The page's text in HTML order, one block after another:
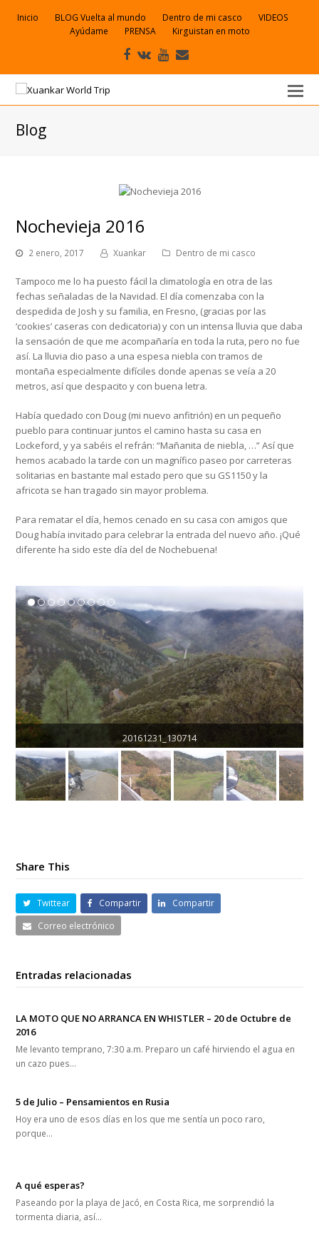
Inicio BLOG Vuelta al mundo Dentro de mi casco
VIDEOS
Ayúdame
PRENSA Kirguistan en moto
Facebook
VK Youtube
electrónico
Blog
Nochevieja 2016
2 enero, 2017 Xuankar Dentro de mi casco
Tampoco me lo ha puesto fácil la climatología en otra de las
fechas señaladas de la Navidad. El día comenzaba con la
despedida de Josh y su familia, en Fresno, (gracias por las
‘cookies’ caseras con dedicatoria) y con un intensa lluvia que daba
la sensación de que me acompañaría en toda la ruta, pero no fue
así. La lluvia dio paso a una espesa niebla con tramos de
montaña especialmente difíciles donde apenas se veía a 20
metros, así que despacito y con buena letra.
Había quedado con Doug (mi nuevo anfitrión) en un pequeño
pueblo para continuar juntos el camino hasta su casa en
Lockeford, y ya sabéis el refrán: “Mañanita de niebla, …” Así que
hemos acabado la tarde con un magnífico paseo por carreteras
solitarias en bastante mal estado pero que su GS1150 y la
africota se han tragado sin mayor problema.
Para rematar el día, hemos cenado en su casa con amigos que
Doug había invitado para celebrar la entrada del nuevo año. ¡Qué
diferente ha sido este día del de Nochebuena!
20161231_130714
Share This
Twittear Compartir
Compartir
Correo electrónico
Entradas relacionadas
LA MOTO QUE NO ARRANCA EN WHISTLER – 20 de Octubre de
2016
Me levanto temprano, 7:30 a.m. Preparo un café hirviendo el agua en
un cazo pues…
5 de Julio – Pensamientos en Rusia
Hoy era uno de esos días en los que me sentía un poco raro,
porque…
A qué esperas?
Paseando por la playa de Jacó, en Costa Rica, me sorprendió la
tormenta diaria, así…